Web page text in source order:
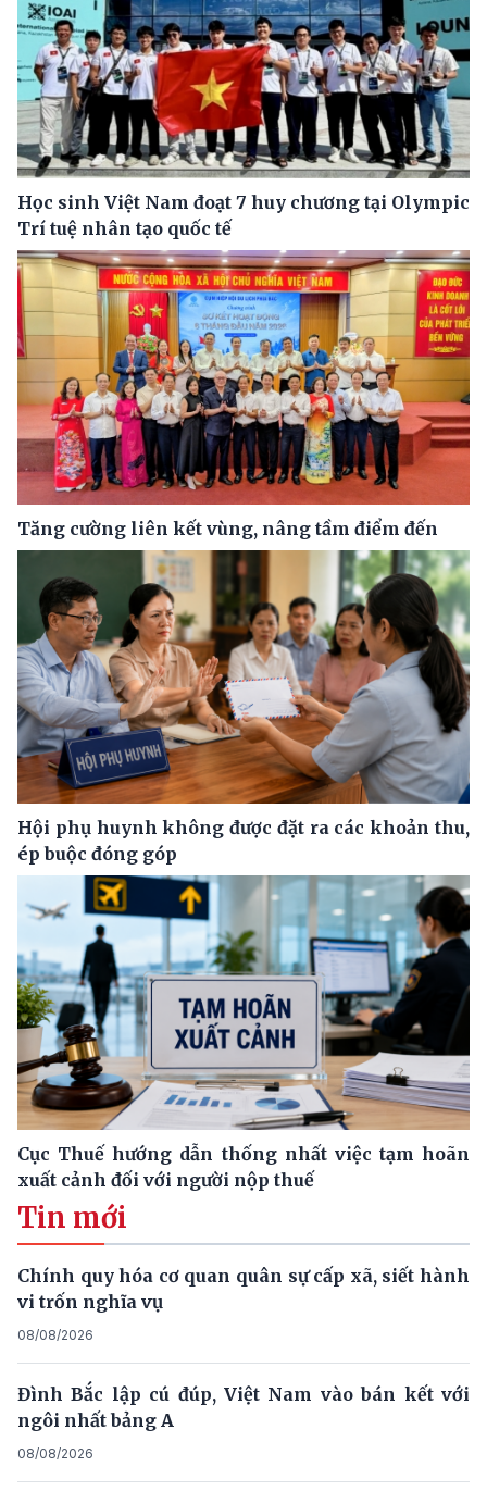
Học sinh Việt Nam đoạt 7 huy chương tại Olympic
Trí tuệ nhân tạo quốc tế
Tăng cường liên kết vùng, nâng tầm điểm đến
Hội phụ huynh không được đặt ra các khoản thu,
ép buộc đóng góp
Cục Thuế hướng dẫn thống nhất việc tạm hoãn
xuất cảnh đối với người nộp thuế
Tin mới
Chính quy hóa cơ quan quân sự cấp xã, siết hành
vi trốn nghĩa vụ
08/08/2026
Đình Bắc lập cú đúp, Việt Nam vào bán kết với
ngôi nhất bảng A
08/08/2026